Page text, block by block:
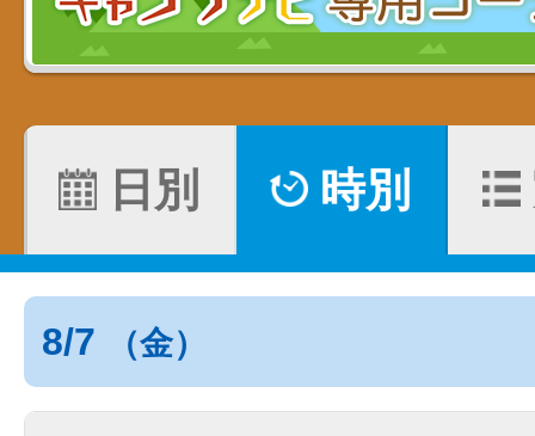
日別 時別
8/7 （金）